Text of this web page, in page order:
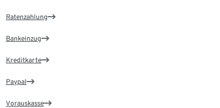
Ratenzahlung
Bankeinzug
Kreditkarte
Paypal
Vorauskasse